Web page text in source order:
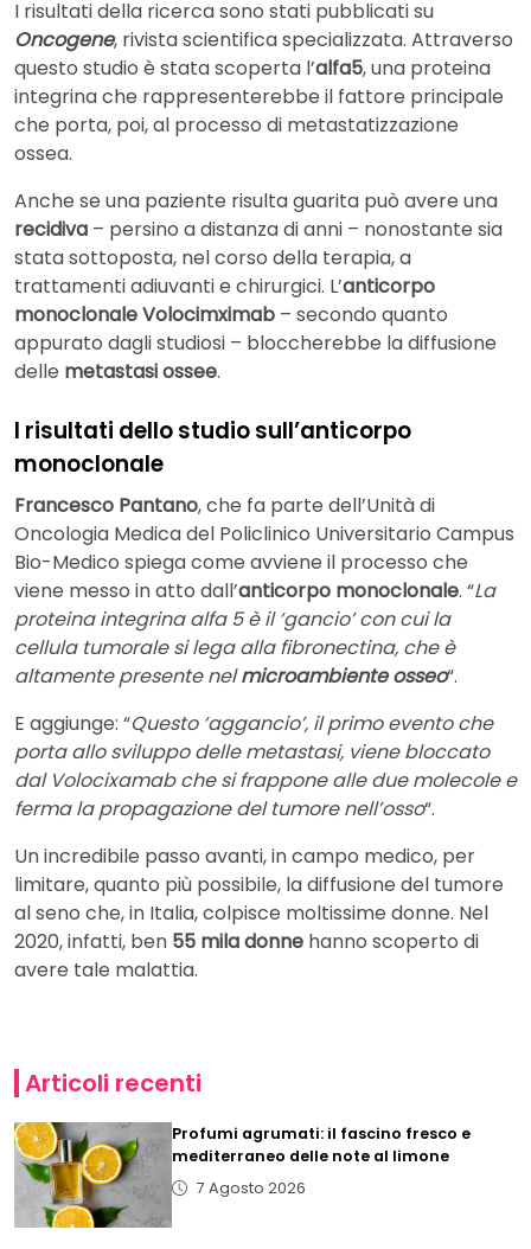
I risultati della ricerca sono stati pubblicati su
Oncogene, rivista scientifica specializzata. Attraverso
questo studio è stata scoperta l’alfa5, una proteina
integrina che rappresenterebbe il fattore principale
che porta, poi, al processo di metastatizzazione
ossea.
Anche se una paziente risulta guarita può avere una
recidiva – persino a distanza di anni – nonostante sia
stata sottoposta, nel corso della terapia, a
trattamenti adiuvanti e chirurgici. L’anticorpo
monoclonale Volocimximab – secondo quanto
appurato dagli studiosi – bloccherebbe la diffusione
delle metastasi ossee.
I risultati dello studio sull’anticorpo
monoclonale
Francesco Pantano, che fa parte dell’Unità di
Oncologia Medica del Policlinico Universitario Campus
Bio-Medico spiega come avviene il processo che
viene messo in atto dall’anticorpo monoclonale. “La
proteina integrina alfa 5 è il ‘gancio’ con cui la
cellula tumorale si lega alla fibronectina, che è
altamente presente nelmicroambiente osseo“.
E aggiunge: “Questo ‘aggancio’, il primo evento che
porta allo sviluppo delle metastasi, viene bloccato
dal Volocixamab che si frappone alle due molecole e
ferma la propagazione del tumore nell’osso“.
Un incredibile passo avanti, in campo medico, per
limitare, quanto più possibile, la diffusione del tumore
al seno che, in Italia, colpisce moltissime donne. Nel
2020, infatti, ben 55 mila donne hanno scoperto di
avere tale malattia.
Articoli recenti
Profumi agrumati: il fascino fresco e
mediterraneo delle note al limone
7 Agosto 2026